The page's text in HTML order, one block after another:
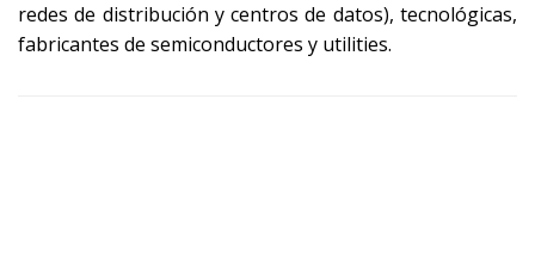
redes de distribución y centros de datos), tecnológicas,
fabricantes de semiconductores y utilities.